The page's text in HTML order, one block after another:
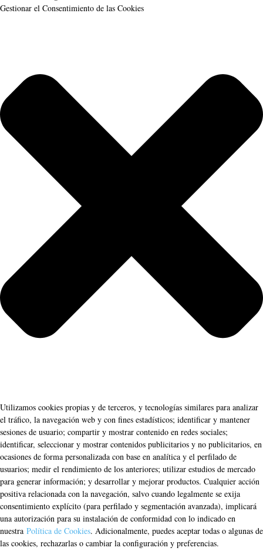
Gestionar el Consentimiento de las Cookies
Utilizamos cookies propias y de terceros, y tecnologías similares para analizar
el tráfico, la navegación web y con fines estadísticos; identificar y mantener
sesiones de usuario; compartir y mostrar contenido en redes sociales;
identificar, seleccionar y mostrar contenidos publicitarios y no publicitarios, en
ocasiones de forma personalizada con base en analítica y el perfilado de
usuarios; medir el rendimiento de los anteriores; utilizar estudios de mercado
para generar información; y desarrollar y mejorar productos. Cualquier acción
positiva relacionada con la navegación, salvo cuando legalmente se exija
consentimiento explícito (para perfilado y segmentación avanzada), implicará
una autorización para su instalación de conformidad con lo indicado en
nuestra Política de Cookies. Adicionalmente, puedes aceptar todas o algunas de
las cookies, rechazarlas o cambiar la configuración y preferencias.